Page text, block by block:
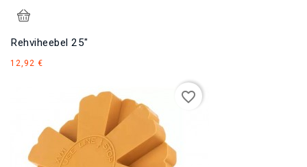
Rehviheebel 25"
12,92 €
favorite_border